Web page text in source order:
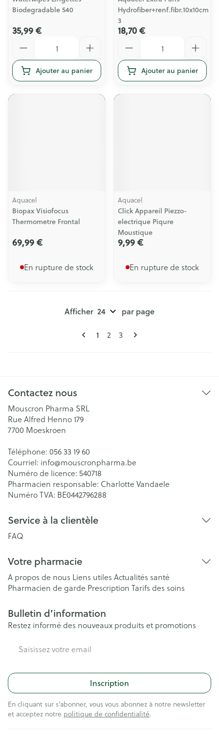
Biodegradable 540
35,99 €
Ajouter au panier
Hydrofiber+renf.fibr.10x10cm
3
18,70 €
Ajouter au panier
Aquacel
Biopax Visiofocus
Thermometre Frontal
69,99 €
En rupture de stock
Aquacel
Click Appareil Piezzo-
electrique Piqure
Moustique
9,99 €
En rupture de stock
Pages
Vous lisez actuellement la page
1 Page
2 Page
3
Afficher par page
Contactez nous
Mouscron Pharma SRL
Rue Alfred Henno 179
7700 Moeskroen
Téléphone: 056 33 19 60
Courriel: info@mouscronpharma.be
Numéro de licence: 540718
Pharmacien responsable: Charlotte Vandaele
Numéro TVA: BE0442796288
Service à la clientèle
FAQ
Votre pharmacie
A propos de nous Liens utiles Actualités santé
Pharmacien de garde Prescription Tarifs des soins
Bulletin d’information
Restez informé des nouveaux produits et promotions
Inscription
En cliquant sur s'abonner, vous vous abonnez à notre newsletter
et acceptez notre politique de confidentialité.